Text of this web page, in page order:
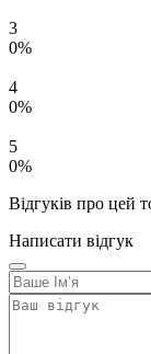
3
0%
4
0%
5
0%
Відгуків про цей
Написати відгук